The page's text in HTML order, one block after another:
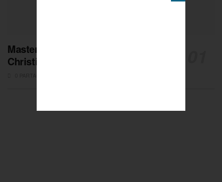
Masters de Pétanque : Les adieux de
Christian Fazzino